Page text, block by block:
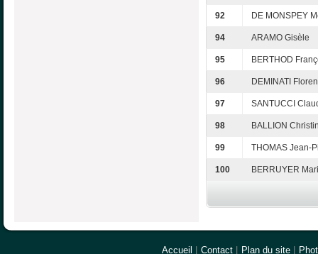
92 DE MONSPEY
94 ARAMO Gisèle
95 BERTHOD
96 DEMINATI
97 SANTUCCI
98 BALLION
99 THOMAS Jean-
100 BERRUYER
Accueil Contact Plan du site